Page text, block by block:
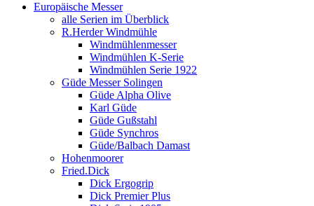
Europäische Messer
alle Serien im Überblick
R.Herder Windmühle
Windmühlenmesser
Windmühlen K-Serie
Windmühlen Serie 1922
Güde Messer Solingen
Güde Alpha Olive
Karl Güde
Güde Gußstahl
Güde Synchros
Güde/Balbach Damast
Hohenmoorer
Fried.Dick
Dick Ergogrip
Dick Premier Plus